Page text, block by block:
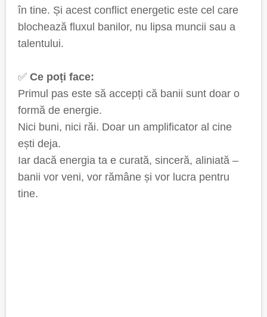
în tine. Și acest conflict energetic este cel care
blochează fluxul banilor, nu lipsa muncii sau a
talentului.
✅ Ce poți face:
Primul pas este să accepți că banii sunt doar o
formă de energie.
Nici buni, nici răi. Doar un amplificator al cine
ești deja.
Iar dacă energia ta e curată, sinceră, aliniată –
banii vor veni, vor rămâne și vor lucra pentru
tine.